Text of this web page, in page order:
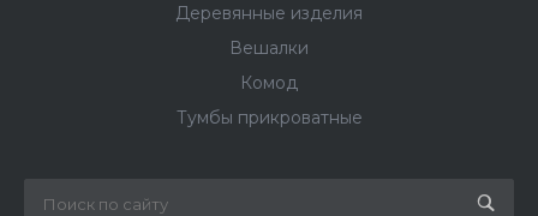
Деревянные изделия
Вешалки
Комод
Тумбы прикроватные